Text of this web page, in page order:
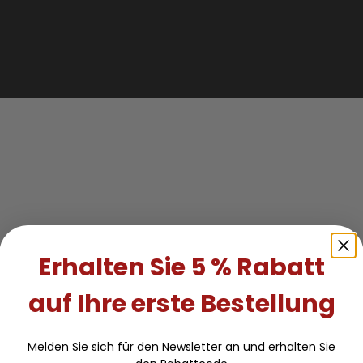
Erhalten Sie 5 % Rabatt
auf Ihre erste Bestellung
Melden Sie sich für den Newsletter an und erhalten Sie